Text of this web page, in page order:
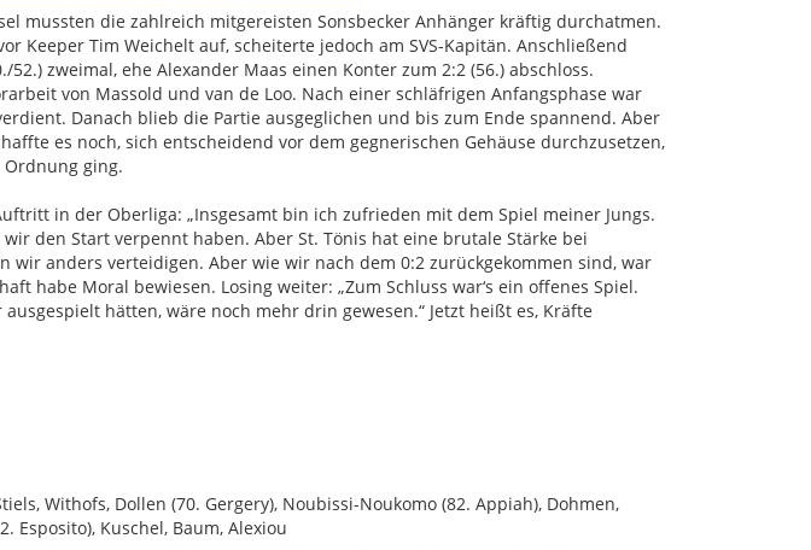
mussten die zahlreich mitgereisten Sonsbecker Anhänger kräftig durchatmen.
Keeper Tim Weichelt auf, scheiterte jedoch am SVS-Kapitän. Anschließend
52.) zweimal, ehe Alexander Maas einen Konter zum 2:2 (56.) abschloss.
von Massold und van de Loo. Nach einer schläfrigen Anfangsphase war
Danach blieb die Partie ausgeglichen und bis zum Ende spannend. Aber
es noch, sich entscheidend vor dem gegnerischen Gehäuse durchzusetzen,
ging.
in der Oberliga: „Insgesamt bin ich zufrieden mit dem Spiel meiner Jungs.
den Start verpennt haben. Aber St. Tönis hat eine brutale Stärke bei
wir anders verteidigen. Aber wie wir nach dem 0:2 zurückgekommen sind, war
habe Moral bewiesen. Losing weiter: „Zum Schluss war‘s ein offenes Spiel.
hätten, wäre noch mehr drin gewesen.“ Jetzt heißt es, Kräfte
Withofs, Dollen (70. Gergery), Noubissi-Noukomo (82. Appiah), Dohmen,
Esposito), Kuschel, Baum, Alexiou